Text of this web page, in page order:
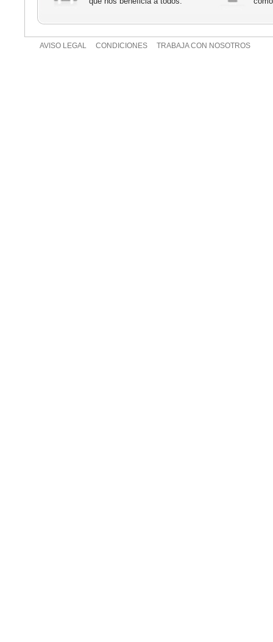
AVISO LEGAL CONDICIONES TRABAJA CON NOSOTROS